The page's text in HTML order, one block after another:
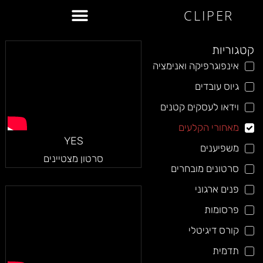
CLIPER
קטגוריות
אינפוגרפיקה ואנימציה
גיוס עובדים
וידאו לעסקים קטנים
מאחורי הקלעים
משפיענים
סרטונים מובחרים
פנים ארגוני
פרסומות
קורס דיגיטלי
תדמית
YES
סרטון מצטיינים